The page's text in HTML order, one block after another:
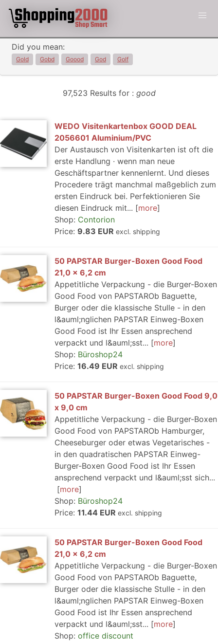
Did you mean:
Gold Gobd Goood God Golf
97,523 Results for : good
WEDO Visitenkartenbox GOOD DEAL
2056601 Aluminium/PVC
Der Austausch von Visitenkarten ist oft die
erste Handlung · wenn man neue
Geschäftspartner kennenlernt. Und dieses
Procedere trägt manchmal maßgeblich zum
ersten Eindruck bei. Perfektionieren Sie
diesen Eindruck mit...
more
Shop: Contorion
Price: 9.83 EUR excl. shipping
50 PAPSTAR Burger-Boxen Good Food
21,0 x 6,2 cm
Appetitliche Verpackung - die Burger-Boxen
Good Food von PAPSTAROb Baguette,
Burger oder die klassische Stulle - in den
l&auml;nglichen PAPSTAR Einweg-Boxen
Good Food ist Ihr Essen ansprechend
verpackt und l&auml;sst...
more
Shop: Büroshop24
Price: 16.49 EUR excl. shipping
50 PAPSTAR Burger-Boxen Good Food 9,0
x 9,0 cm
Appetitliche Verpackung - die Burger-Boxen
Good Food von PAPSTAROb Hamburger,
Cheeseburger oder etwas Vegetarisches -
in den quadratischen PAPSTAR Einweg-
Burger-Boxen Good Food ist Ihr Essen
ansprechend verpackt und l&auml;sst sich...
more
Shop: Büroshop24
Price: 11.44 EUR excl. shipping
50 PAPSTAR Burger-Boxen Good Food
21,0 x 6,2 cm
Appetitliche Verpackung - die Burger-Boxen
Good Food von PAPSTAROb Baguette,
Burger oder die klassische Stulle - in den
l&auml;nglichen PAPSTAR Einweg-Boxen
Good Food ist Ihr Essen ansprechend
verpackt und l&auml;sst...
more
Shop: office discount